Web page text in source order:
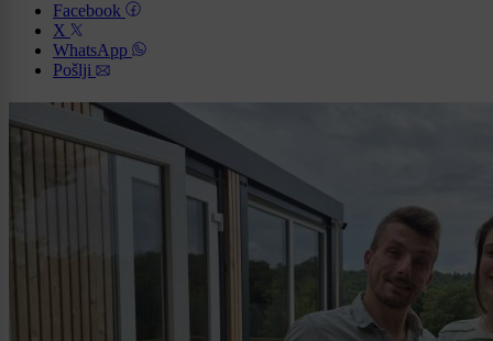
Facebook
X
WhatsApp
Pošlji